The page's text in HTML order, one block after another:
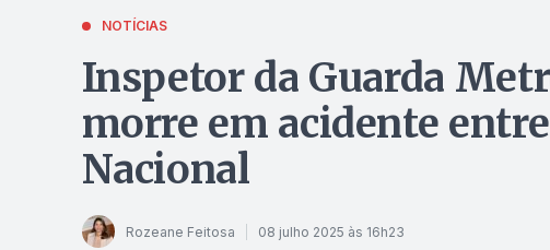
NOTÍCIAS
Inspetor da Guarda
morre em acidente
Nacional
Rozeane Feitosa 08 julho 2025 às 16h23